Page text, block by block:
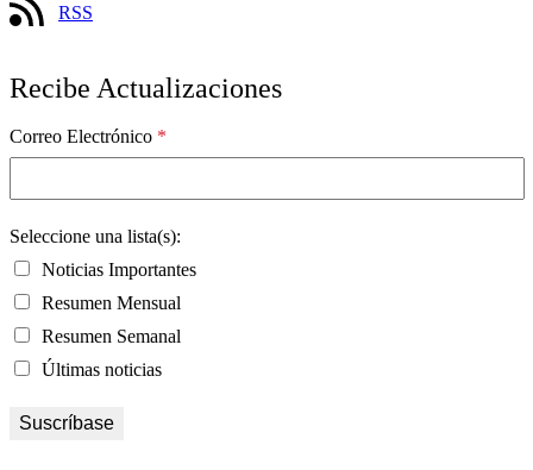
RSS
Recibe Actualizaciones
Correo Electrónico *
Seleccione una lista(s):
Noticias Importantes
Resumen Mensual
Resumen Semanal
Últimas noticias